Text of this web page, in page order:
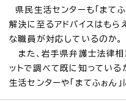
県民生活センターも「まて
解決に至るアドバイスはもら
な職員が対応しているのか。
また、岩手県弁護士法律相
ットで調べて既に知っている
生活センターや「まてふぉん